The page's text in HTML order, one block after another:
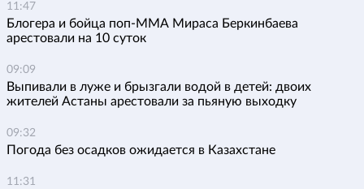
11:47
Блогера и бойца поп-ММА Мираса Беркинбаева
арестовали на 10 суток
09:09
Выпивали в луже и брызгали водой в детей: двоих
жителей Астаны арестовали за пьяную выходку
09:32
Погода без осадков ожидается в Казахстане
11:31